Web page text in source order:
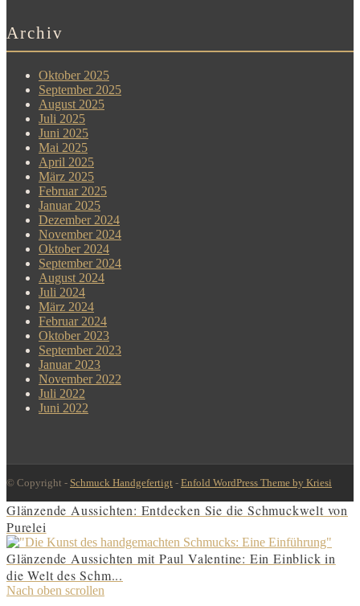
Archiv
Oktober 2025
September 2025
August 2025
Juli 2025
Juni 2025
Mai 2025
April 2025
März 2025
Februar 2025
Januar 2025
Dezember 2024
November 2024
Oktober 2024
September 2024
August 2024
Juli 2024
März 2024
Februar 2024
Oktober 2023
September 2023
Januar 2023
November 2022
Juli 2022
Juni 2022
© Copyright - Schmuck Handgefertigt - Enfold WordPress Theme by Kriesi
Glänzende Aussichten: Entdecken Sie die Schmuckwelt von
Purelei
Glänzende Aussichten mit Paul Valentine: Ein Einblick in
die Welt des Schm...
Nach oben scrollen